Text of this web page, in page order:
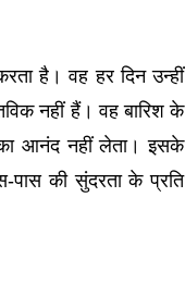
है। वह हर दिन उन्हीं
नहीं हैं। वह बारिश के
का आनंद नहीं लेता। इसके
की सुंदरता के प्रति